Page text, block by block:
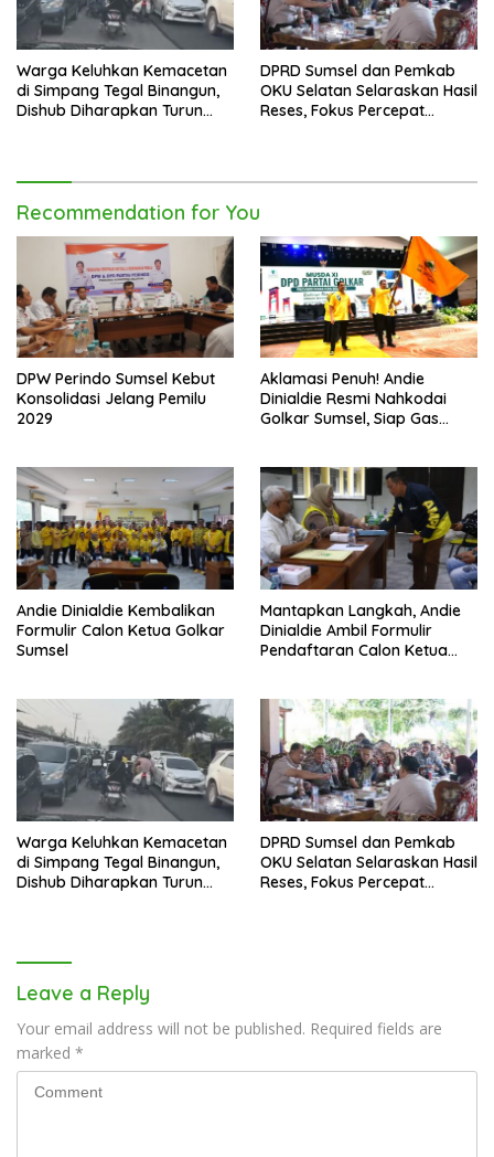
Warga Keluhkan Kemacetan
di Simpang Tegal Binangun,
Dishub Diharapkan Turun
DPRD Sumsel dan Pemkab
OKU Selatan Selaraskan Hasil
Reses, Fokus Percepat
Recommendation for You
DPW Perindo Sumsel Kebut
Konsolidasi Jelang Pemilu
2029
Aklamasi Penuh! Andie
Dinialdie Resmi Nahkodai
Golkar Sumsel, Siap Gas
Andie Dinialdie Kembalikan
Formulir Calon Ketua Golkar
Sumsel
Mantapkan Langkah, Andie
Dinialdie Ambil Formulir
Pendaftaran Calon Ketua
Warga Keluhkan Kemacetan
di Simpang Tegal Binangun,
Dishub Diharapkan Turun
DPRD Sumsel dan Pemkab
OKU Selatan Selaraskan Hasil
Reses, Fokus Percepat
Leave a Reply
Your email address will not be published. Required fields are
marked *